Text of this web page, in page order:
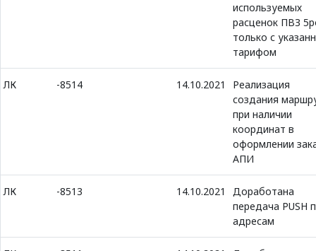
используемых
расценок ПВЗ
только с
тарифом
ЛК -8514 14.10.2021
Реализация
создания
при наличии
координат в
оформлении
АПИ
ЛК -8513 14.10.2021
Доработана
передача PUSH
адресам